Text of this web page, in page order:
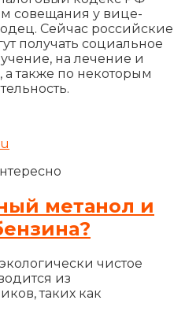
совещания у вице-
Сейчас российские
получать социальное
на лечение и
а также по некоторым
метанол и
чистое
из
таких как